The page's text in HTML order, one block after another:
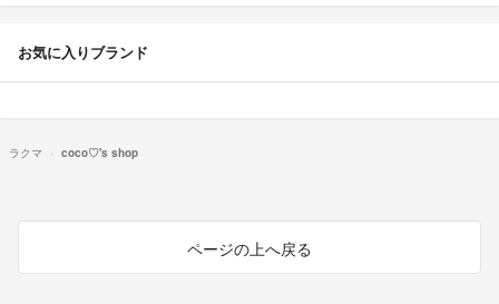
お気に入りブランド
ラクマ coco♡'s shop
ページの上へ戻る